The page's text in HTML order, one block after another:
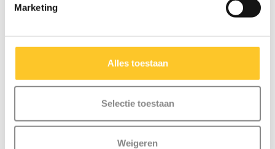
Marketing
Alles toestaan
Selectie toestaan
Weigeren